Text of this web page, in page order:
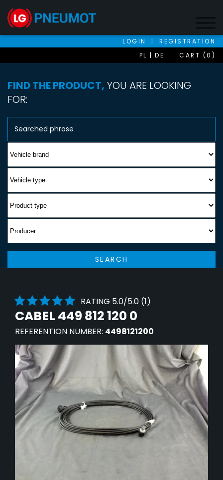
LOGIN |
REGISTRATION
PL
DE CART (0)
FIND THE PRODUCT, YOU ARE LOOKING
FOR:
SEARCH
RATING 5.0/5.0 (1)
CABEL 449 812 120 0
REFERENTION NUMBER: 4498121200